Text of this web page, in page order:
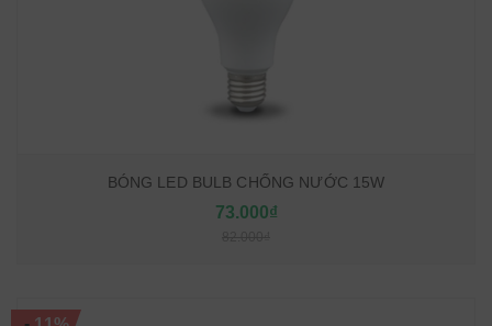
BÓNG LED BULB CHỐNG NƯỚC 15W
73.000₫